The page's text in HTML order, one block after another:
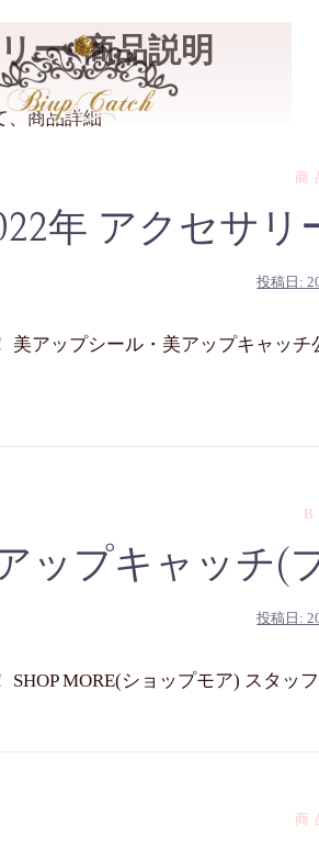
ー:商品説明
、商品詳細
商
年 アクセサ
投稿日:
美アップシール・美アップキャッ
アップキャッチ(
投稿日:
SHOP MORE(ショップモア) スタ
商